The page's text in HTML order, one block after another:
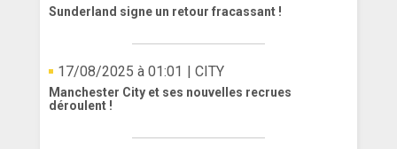
Sunderland signe un retour fracassant !
17/08/2025 à 01:01 | CITY
Manchester City et ses nouvelles recrues
déroulent !